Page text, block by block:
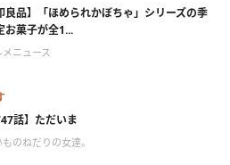
良品】「ほめられかぼちゃ」シリーズの季
お菓子が全1...
メニュース
話】ただいま
のねだりの女達。